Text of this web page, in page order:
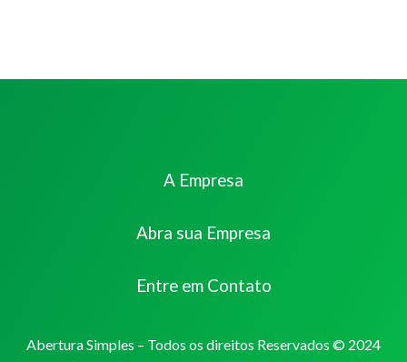
A Empresa
Abra sua Empresa
Entre em Contato
Abertura Simples – Todos os direitos Reservados © 2024